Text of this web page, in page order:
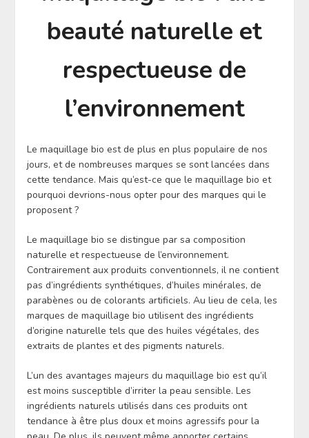
beauté naturelle et
respectueuse de
l’environnement
Le maquillage bio est de plus en plus populaire de nos
jours, et de nombreuses marques se sont lancées dans
cette tendance. Mais qu’est-ce que le maquillage bio et
pourquoi devrions-nous opter pour des marques qui le
proposent ?
Le maquillage bio se distingue par sa composition
naturelle et respectueuse de l’environnement.
Contrairement aux produits conventionnels, il ne contient
pas d’ingrédients synthétiques, d’huiles minérales, de
parabènes ou de colorants artificiels. Au lieu de cela, les
marques de maquillage bio utilisent des ingrédients
d’origine naturelle tels que des huiles végétales, des
extraits de plantes et des pigments naturels.
L’un des avantages majeurs du maquillage bio est qu’il
est moins susceptible d’irriter la peau sensible. Les
ingrédients naturels utilisés dans ces produits ont
tendance à être plus doux et moins agressifs pour la